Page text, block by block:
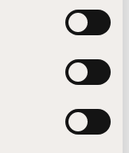
lähihoitaja